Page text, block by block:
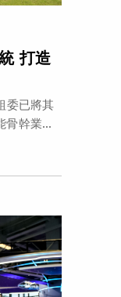
打造
委已將其
骨幹業...